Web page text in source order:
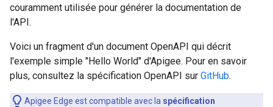
couramment utilisée pour générer la documentation de
l'API.
Voici un fragment d'un document OpenAPI qui décrit
l'exemple simple "Hello World" d'Apigee. Pour en savoir
plus, consultez la spécification OpenAPI sur GitHub.
Apigee Edge est compatible avec la spécification